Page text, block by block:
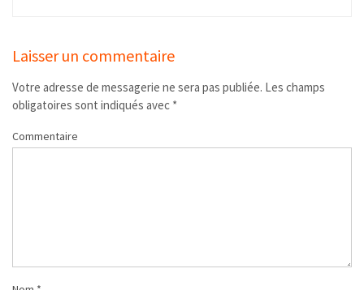
Laisser un commentaire
Votre adresse de messagerie ne sera pas publiée. Les champs
obligatoires sont indiqués avec *
Commentaire